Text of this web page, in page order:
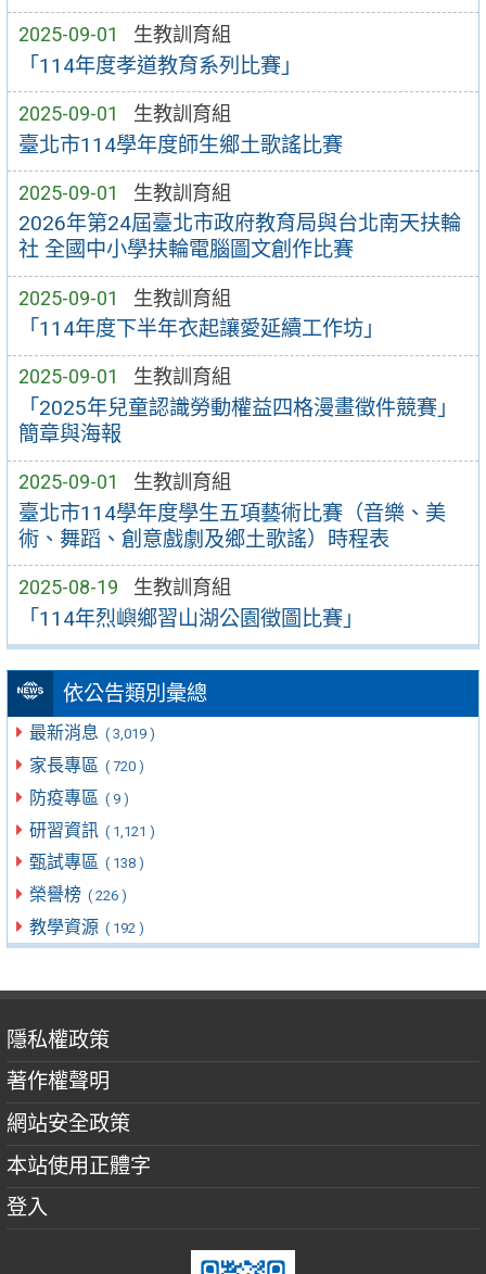
2025-09-01 生教訓育組
「114年度孝道教育系列比賽」
2025-09-01 生教訓育組
臺北市114學年度師生鄉土歌謠比賽
2025-09-01 生教訓育組
2026年第24屆臺北市政府教育局與台北南天扶輪
社 全國中小學扶輪電腦圖文創作比賽
2025-09-01 生教訓育組
「114年度下半年衣起讓愛延續工作坊」
2025-09-01 生教訓育組
「2025年兒童認識勞動權益四格漫畫徵件競賽」
簡章與海報
2025-09-01 生教訓育組
臺北市114學年度學生五項藝術比賽（音樂、美
術、舞蹈、創意戲劇及鄉土歌謠）時程表
2025-08-19 生教訓育組
「114年烈嶼鄉習山湖公園徵圖比賽」
依公告類別彙總
最新消息 ( 3,019 )
家長專區 ( 720 )
防疫專區 ( 9 )
研習資訊 ( 1,121 )
甄試專區 ( 138 )
榮譽榜 ( 226 )
教學資源 ( 192 )
隱私權政策
著作權聲明
網站安全政策
本站使用正體字
登入